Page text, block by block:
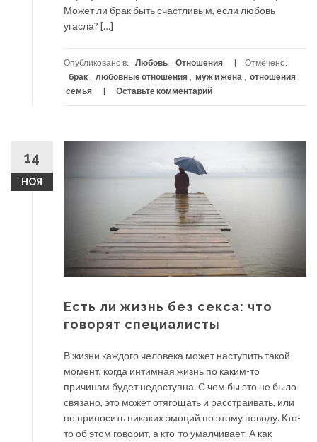
Может ли брак быть счастливым, если любовь
угасла? […]
Опубликовано в: Любовь Отношения
Отмечено:
брак
любовные отношения муж и жена отношения
семья
Оставьте комментарий
14
НОЯ
Есть ли жизнь без секса: что
говорят специалисты
В жизни каждого человека может наступить такой
момент, когда интимная жизнь по каким-то
причинам будет недоступна. С чем бы это не было
связано, это может отягощать и расстраивать, или
не приносить никаких эмоций по этому поводу. Кто-
то об этом говорит, а кто-то умалчивает. А как